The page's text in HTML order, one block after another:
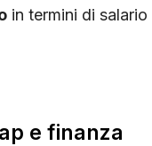
in termini di
e finanza